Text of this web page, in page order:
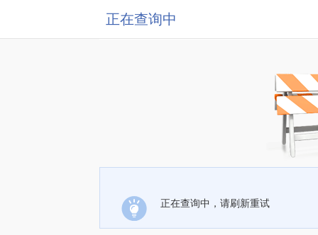
正在查询中
正在查询中，请刷新重试